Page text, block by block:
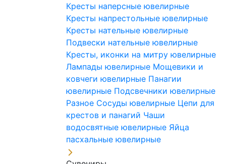
Кресты наперсные ювелирные
Кресты напрестольные ювелирные
Кресты нательные ювелирные
Подвески нательные ювелирные
Кресты, иконки на митру ювелирные
Лампады ювелирные Мощевики и
ковчеги ювелирные Панагии
ювелирные Подсвечники ювелирные
Разное Сосуды ювелирные Цепи для
крестов и панагий Чаши
водосвятные ювелирные Яйца
пасхальные ювелирные